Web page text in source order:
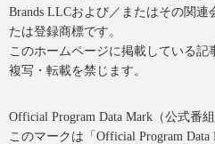
Brands LLCおよび／またはその関
たは登録商標です。
このホームページに掲載している
複写・転載を禁じます。
Official Program Data Mark（公式番
このマークは「Official Program